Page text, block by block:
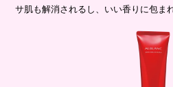
サ肌も解消されるし、いい香りに包ま